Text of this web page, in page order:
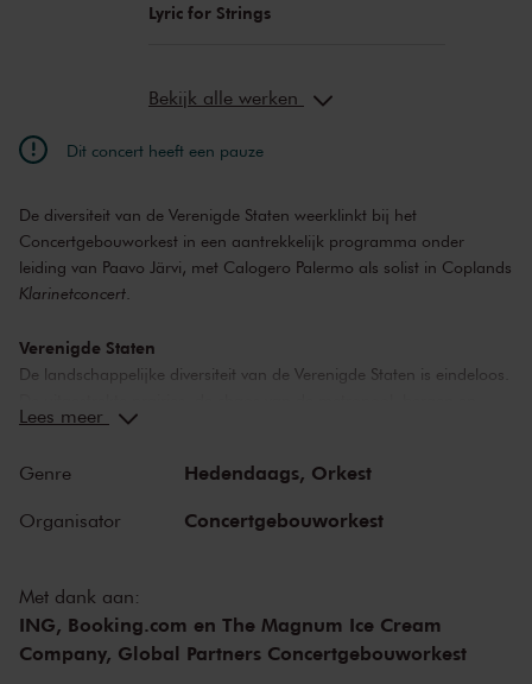
Lyric for Strings
Bekijk alle werken
Dit concert heeft een pauze
De diversiteit van de Verenigde Staten weerklinkt bij het
Concertgebouworkest in een aantrekkelijk programma onder
leiding van Paavo Järvi, met Calogero Palermo als solist in Coplands
Klarinetconcert
Verenigde Staten
De landschappelijke diversiteit van de Verenigde Staten is eindeloos.
wouden, woestijnen en wolkenkrabbers. Divers is ook de bevolking
weerspiegeld in de Amerikaanse gecomponeerde muziek. Toch lijkt
Wat maakt Amerikaanse muziek Amerikaans?
Dirigent Paavo Järvi leidt een bont programma waarin klassieke
muziek, populaire stijlen en experiment elkaar verrijken zoals dat
alleen in Amerika kan. Met aan de ene kant George Walker, de
Lees meer
Genre Hedendaags, Orkest
Organisator Concertgebouworkest
Met dank aan:
ING, Booking.com en The Magnum Ice Cream
Company, Global Partners Concertgebouworkest